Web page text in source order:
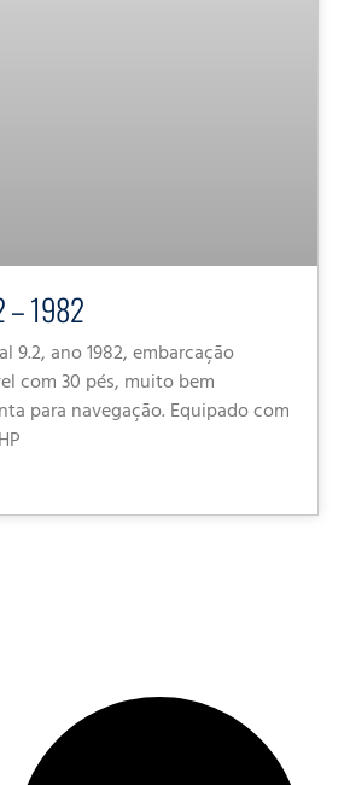
– 1982
9.2, ano 1982, embarcação
com 30 pés, muito bem
para navegação. Equipado com